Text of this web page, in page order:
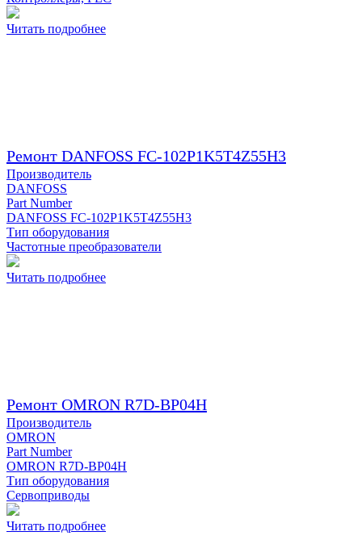
Читать подробнее
Ремонт DANFOSS FC-102P1K5T4Z55H3
Производитель
DANFOSS
Part Number
DANFOSS FC-102P1K5T4Z55H3
Тип оборудования
Частотные преобразователи
Читать подробнее
Ремонт OMRON R7D-BP04H
Производитель
OMRON
Part Number
OMRON R7D-BP04H
Тип оборудования
Сервоприводы
Читать подробнее